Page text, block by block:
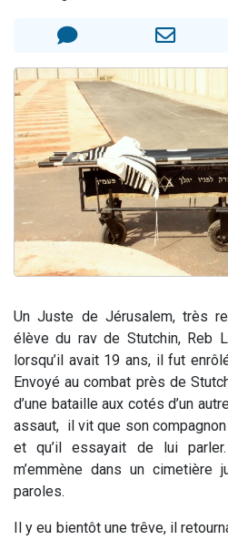
Il reste 49 places
Eva vient de
Eli vient de
Un Juste de Jérusalem, très
élève du rav de Stutchin, Reb
lorsqu’il avait 19 ans, il fut
Envoyé au combat près de
d’une bataille aux cotés d’un
assaut, il vit que son
et qu’il essayait de lui
m’emmène dans un
paroles.
Il y eu bientôt une trêve, il